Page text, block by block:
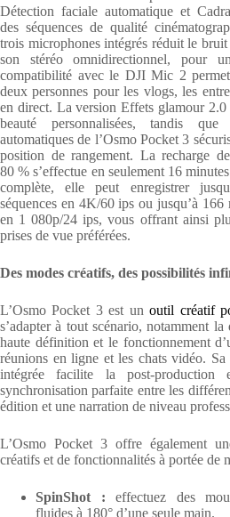
Détection faciale automatique et
des séquences de qualité
trois microphones intégrés réduit le
son stéréo omnidirectionnel, pour
compatibilité avec le DJI Mic 2
deux personnes pour les vlogs, les
en direct. La version Effets glamour 2.0
beauté personnalisées, tandis
automatiques de l’Osmo Pocket 3
position de rangement. La recharge
80 % s’effectue en seulement 16
complète, elle peut enregistrer
séquences en 4K/60 ips ou jusqu’à 166
en 1 080p/24 ips, vous offrant ainsi
prises de vue préférées.
Des modes créatifs, des possibilités
L’Osmo Pocket 3 est unoutil créatif
s’adapter à tout scénario, notamment
haute définition et le fonctionnement
réunions en ligne et les chats vidéo.
intégrée facilite la post-production
synchronisation parfaite entre les
édition et une narration de niveau
L’Osmo Pocket 3 offre également
créatifs et de fonctionnalités à portée de
SpinShot : effectuez des
fluides à 180° d’une seule main.